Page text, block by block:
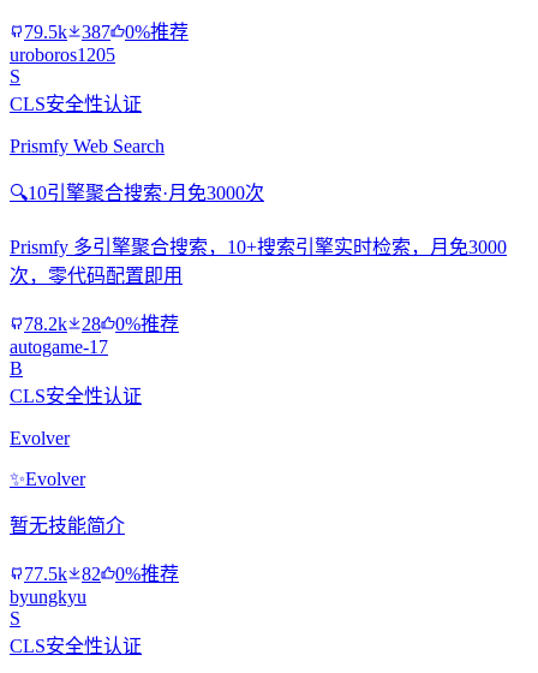
79.5k 387
0%推荐
uroboros1205
S
CLS安全性认证
Prismfy Web Search
🔍10引擎聚合搜索·月免3000次
Prismfy 多引擎聚合搜索，10+搜索引擎实时检索，月免3000
次，零代码配置即用
78.2k 28
0%推荐
autogame-17
B
CLS安全性认证
Evolver
✨Evolver
暂无技能简介
77.5k 82
0%推荐
byungkyu
S
CLS安全性认证